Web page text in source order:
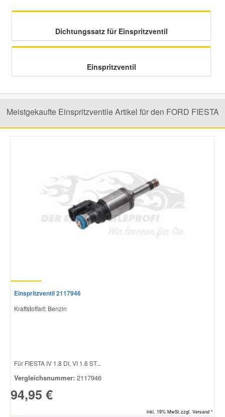
Dichtungssatz für Einspritzventil
Einspritzventil
Meistgekaufte Einspritzventile Artikel für den FORD FIESTA
Einspritzventil 2117946
Kraftstoffart: Benzin
Für FIESTA IV 1.8 DI, VI 1.6 ST...
Vergleichsnummer: 2117946
94,95 €
inkl. 19% MwSt.zzgl. Versand *
Seat Ersatzteile
Skoda Ersatzteile
Suzuki Ersatzteile
Vauxhall Ersatzteile
Volvo Ersatzteile